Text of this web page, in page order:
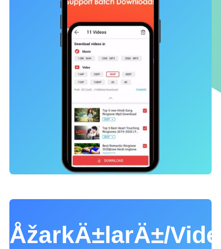
ÅžarkÄ±larÄ±/